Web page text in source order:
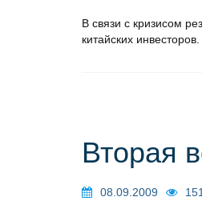
В связи с кризисом
китайских инвесторов.
Вторая
08.09.2009